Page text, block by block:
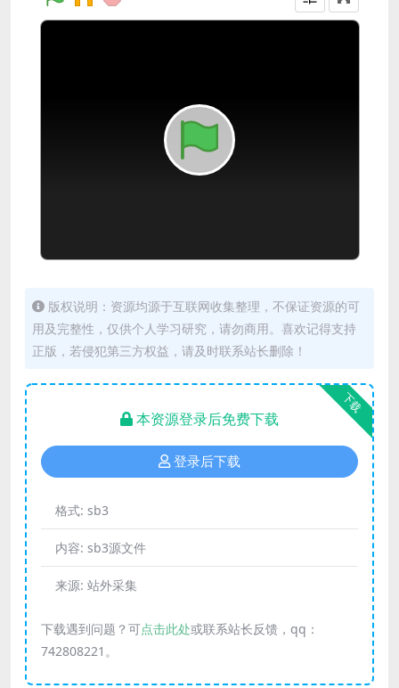
版权说明：资源均源于互联网收集整理，不保证资源的可
用及完整性，仅供个人学习研究，请勿商用。喜欢记得支持
正版，若侵犯第三方权益，请及时联系站长删除！
下载
本资源登录后免费下载
登录后下载
格式: sb3
内容: sb3源文件
来源: 站外采集
下载遇到问题？可点击此处或联系站长反馈，qq：
742808221。